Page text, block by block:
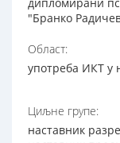
"Бранко
Област:
употреба ИКТ у
Циљне групе:
наставник